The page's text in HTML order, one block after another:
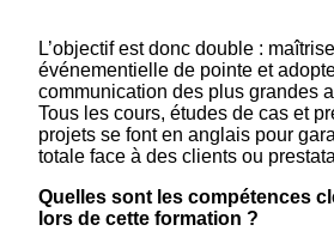
L’objectif est donc double :
événementielle de pointe et
communication des plus grandes
Tous les cours, études de cas et
projets se font en anglais pour
totale face à des clients ou
Quelles sont les compétences
lors de cette formation ?